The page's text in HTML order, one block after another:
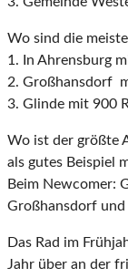
Wo sind die
1. In Ahrensburg
2. Großhansdorf
3. Glinde mit 900
Wo ist der größte
als gutes Beispiel
Beim Newcomer:
Großhansdorf
Das Rad im
Jahr über an der